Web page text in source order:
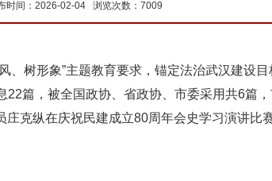
时间：2026-02-04 浏览次数：7009
树形象”主题教育要求，锚定法治武汉建设
篇，被全国政协、省政协、市委采用共6篇
克纵在庆祝民建成立80周年会史学习演讲比